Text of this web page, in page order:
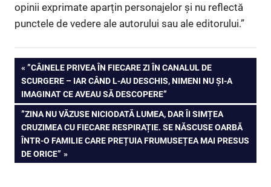
opinii exprimate aparțin personajelor și nu reflectă
punctele de vedere ale autorului sau ale editorului.”
Navigare
în
articole
PREVIOUS
POST:
”CÂINELE PRIVEA ÎN FIECARE ZI ÎN CANALUL DE
SCURGERE – IAR CÂND L-AU DESCHIS, NIMENI NU ȘI-A
IMAGINAT CE AVEAU SĂ DESCOPERE”
NEXT
POST:
”ZINA NU VĂZUSE NICIODATĂ LUMEA, DAR ÎI SIMȚEA
CRUZIMEA CU FIECARE RESPIRAȚIE. SE NĂSCUSE OARBĂ
ÎNTR-O FAMILIE CARE PREȚUIA FRUMUSEȚEA MAI PRESUS
DE ORICE”